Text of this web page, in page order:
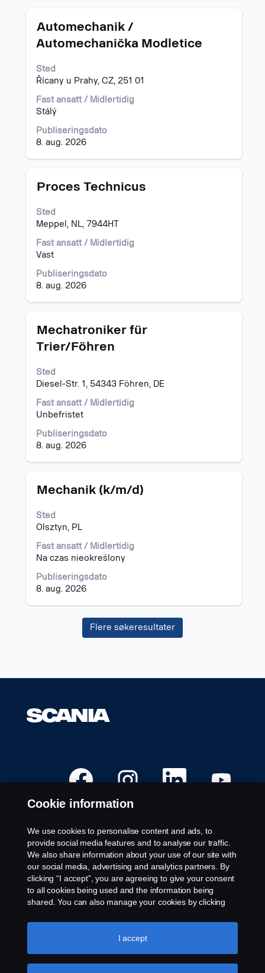
Tittel
Automechanik /
Automechanička Modletice
Sted
Řícany u Prahy, CZ, 251 01
Fast ansatt / Midlertidig
Stálý
Publiseringsdato
8. aug. 2026
Velg
mellomromstasten
å
vise
det
fullstendige
innholdet
i
jobbinformasjonen.
Tittel
Proces Technicus
Sted
Meppel, NL, 7944HT
Fast ansatt / Midlertidig
Vast
Publiseringsdato
8. aug. 2026
Velg
mellomromstasten
for
vise
det
innholdet
i
jobbinformasjonen.
Tittel
Mechatroniker für
Trier/Föhren
Sted
Diesel-Str. 1, 54343 Föhren, DE
Fast ansatt / Midlertidig
Unbefristet
Publiseringsdato
8. aug. 2026
Velg
mellomromstasten
å
vise
det
fullstendige
i
jobbinformasjonen.
Tittel
Mechanik (k/m/d)
Sted
Olsztyn, PL
Fast ansatt / Midlertidig
Na czas nieokreślony
Publiseringsdato
8. aug. 2026
Velg
mellomromstasten
for
vise
det
innholdet
i
jobbinformasjonen.
Flere søkeresultater
p
n
s
n
y
t
t
f
a
e
a
p
n
s
i
n
y
t
t
f
a
n
e
a
Å
n
n
y
t
t
f
a
e
a
n
t
n
y
t
t
f
a
e
a
Ledige stillinger
Steder
Kontakt oss
Om Scania
Juridisk merknad
Personvernerklæring
Informasjonskapsler
Cookie information
We use cookies to personalise content and ads, to
provide social media features and to analyse our traffic.
We also share information about your use of our site with
our social media, advertising and analytics partners. By
clicking “I accept”, you are agreeing to give your consent
to all cookies being used and the information being
shared. You can also manage your cookies by clicking
like to accept. For a more detailed explanation of how we
use cookies, please visit our cookies section, which you
I accept